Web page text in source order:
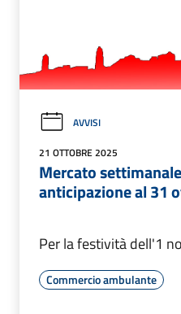
AVVISI
21 OTTOBRE 2025
Mercato
anticipazione al 31
Per la festività dell'1
Commercio ambulante